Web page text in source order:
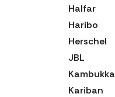
Halfar
Haribo
Herschel
JBL
Kambukka
Kariban